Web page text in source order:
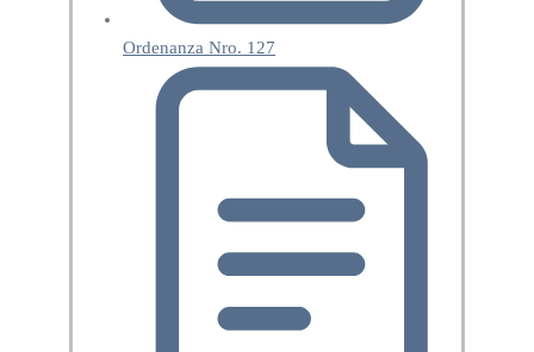
Ordenanza Nro. 127